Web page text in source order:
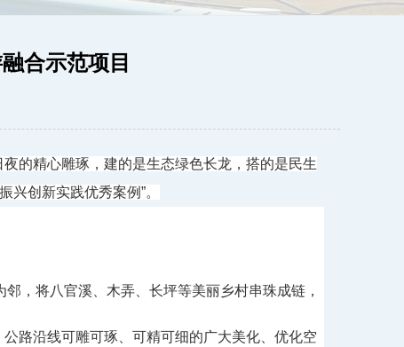
合示范项目
的精心雕琢，建的是生态绿色长龙，搭的是民生
兴创新实践优秀案例”。
，将八官溪、木弄、长坪等美丽乡村串珠成链，
路沿线可雕可琢、可精可细的广大美化、优化空